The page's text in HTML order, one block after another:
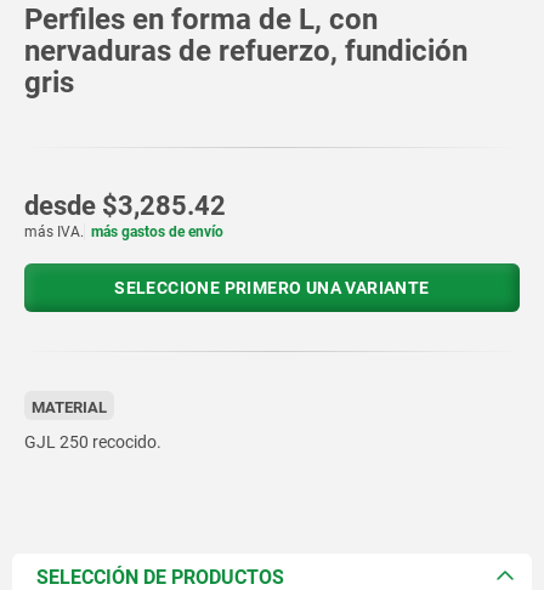
Perfiles en forma de L, con
nervaduras de refuerzo, fundición
gris
desde $3,285.42
más IVA. más gastos de envío
SELECCIONE PRIMERO UNA VARIANTE
MATERIAL
GJL 250 recocido.
SELECCIÓN DE PRODUCTOS